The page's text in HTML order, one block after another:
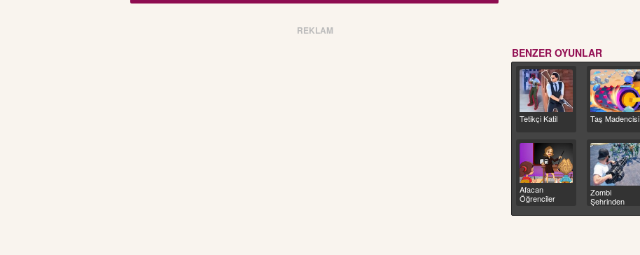
REKLAM
BENZER OYUNLAR
Tetikçi Katil Taş Madencisi
Afacan
Öğrenciler
Zombi
Şehrinden
Kaçış